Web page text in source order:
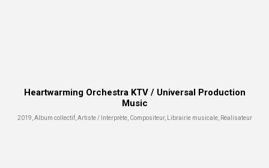
Heartwarming Orchestra KTV / Universal Production
Music
2019, Album collectif, Artiste / Interprète, Compositeur, Librairie musicale, Réalisateur